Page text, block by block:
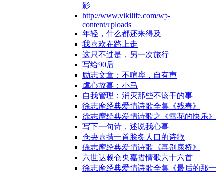
影
http://www.vikilife.com/wp-
content/uploads
年轻，什么都还来得及
我喜欢在路上走
这只不过是，另一次旅行
写给90后
励志文章：不喧哗，自有声
虐心故事：小马
自我管理：消灭那些不该干的事
徐志摩经典爱情诗歌全集《残春》
徐志摩经典爱情诗歌之《雪花的快乐》
写下一句诗，述说我心事
仓央嘉措一首脍炙人口的诗歌
徐志摩经典爱情诗歌《再别康桥》
六世达赖仓央嘉措情歌六十六首
徐志摩经典爱情诗歌全集《最后的那一